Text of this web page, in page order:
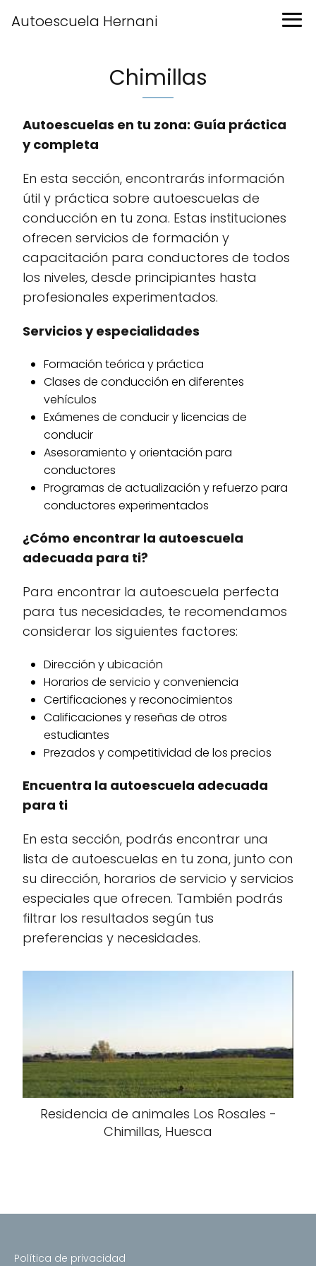
Autoescuela Hernani
Chimillas
Autoescuelas en tu zona: Guía práctica
y completa
En esta sección, encontrarás información
útil y práctica sobre autoescuelas de
conducción en tu zona. Estas instituciones
ofrecen servicios de formación y
capacitación para conductores de todos
los niveles, desde principiantes hasta
profesionales experimentados.
Servicios y especialidades
Formación teórica y práctica
Clases de conducción en diferentes
vehículos
Exámenes de conducir y licencias de
conducir
Asesoramiento y orientación para
conductores
Programas de actualización y refuerzo para
conductores experimentados
¿Cómo encontrar la autoescuela
adecuada para ti?
Para encontrar la autoescuela perfecta
para tus necesidades, te recomendamos
considerar los siguientes factores:
Dirección y ubicación
Horarios de servicio y conveniencia
Certificaciones y reconocimientos
Calificaciones y reseñas de otros
estudiantes
Prezados y competitividad de los precios
Encuentra la autoescuela adecuada
para ti
En esta sección, podrás encontrar una
lista de autoescuelas en tu zona, junto con
su dirección, horarios de servicio y servicios
especiales que ofrecen. También podrás
filtrar los resultados según tus
preferencias y necesidades.
Residencia de animales Los Rosales -
Chimillas, Huesca
Política de privacidad